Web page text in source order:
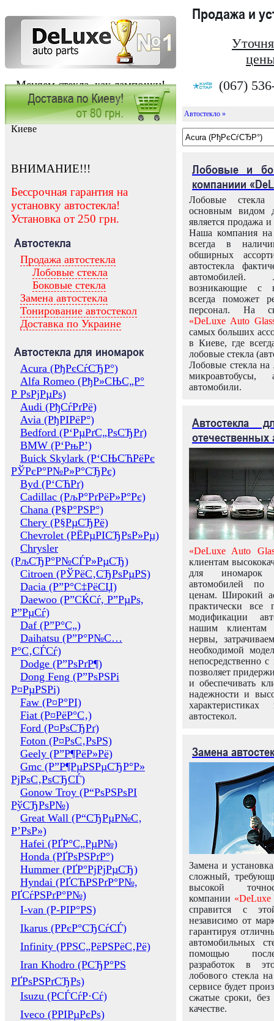
Меняем стекла, как лампочки!
Продажа и
(067)
Заказать установку автостекла в
Киеве
ВНИМАНИЕ!!!
Бессрочная гарантия на
установку автостекла!
Установка от 250 грн.
Автостекла
Продажа автостекла
Лобовые стекла
Боковые стекла
Замена автостекла
Тонирование автостекол
Доставка по Украине
Автостекла для иномарок
Acura (РђРєСѓСЂР°)
Alfa Romeo (РђР»СЊС„Р°
Р РѕРјРµРѕ)
Audi (РђСѓРґРё)
Avia (РђРІРёР°)
Bedford (Р‘РµРґС„РѕСЂРґ)
BMW (Р‘РњР’)
Buick Skylark (Р‘СЊСЋРёРє
РЎРєР°Р№Р»Р°СЂРє)
Byd (Р‘СЋРґ)
Cadillac (РљР°РґРёР»Р°Рє)
Chana (Р§Р°РЅР°)
Chery (Р§РµСЂРё)
Chevrolet (РЁРµРІСЂРѕР»Рµ)
Chrysler
(РљСЂР°Р№СЃР»РµСЂ)
Citroen (РЎРёС‚СЂРѕРµРЅ)
Dacia (Р”Р°С‡РёСЏ)
Daewoo (Р”СЌСѓ, Р”РµРѕ,
Р”РµСѓ)
Daf (Р”Р°С„)
Daihatsu (Р”Р°Р№С…
Р°С‚СЃСѓ)
Dodge (Р”РѕРґР¶)
Dong Feng (Р”РѕРЅРі
Р¤РµРЅРі)
Faw (Р¤Р°РІ)
Fiat (Р¤РёР°С‚)
Ford (Р¤РѕСЂРґ)
Foton (Р¤РѕС‚РѕРЅ)
Geely (Р”Р¶РёР»Рё)
Gmc (Р”Р¶РµРЅРµСЂР°Р»
РјРѕС‚РѕСЂСЃ)
Gonow Troy (Р“РѕРЅРѕРІ
РўСЂРѕР№)
Great Wall (Р“СЂРµР№С‚
Р’РѕР»)
Hafei (РҐР°С„РµР№)
Honda (РҐРѕРЅРґР°)
Hummer (РҐР°РјРјРµСЂ)
Hyndai (РҐСЋРЅРґР°Р№,
РҐСѓРЅРґР°Р№)
I-van (Р-РІР°РЅ)
Ikarus (РРєР°СЂСѓСЃ)
Infinity (РРЅС„РёРЅРёС‚Рё)
Iran Khodro (РСЂР°РЅ
РҐРѕРЅРґСЂРѕ)
Isuzu (РСЃСѓР·Сѓ)
Iveco (РРІРµРєРѕ)
Автостекло »
Лобовые и
компаниии
Лобовые
основным видом
является продажа и
Наша компания на
всегда в
обширных
автостекла
возникающие с
всегда поможет
персонал. На
«DeLuxe Auto
самых больших
в Киеве, где
лобовые стекла
Лобовые стекла на
микроавтобусы,
автомобили.
Автостекла
отечественных
«DeLuxe Auto
клиентам
для иномарок
автомобилей
ценам. Широкий
практически все
модификации
нашим клиентам
нервы,
необходимой
непосредственно
позволяет
и обеспечивать
надежности и
автостекол.
Замена
Замена и
сложный,
высокой
компании «DeLuxe
справится с
независимо от
гарантируя
автомобильных
помощью
разработок в
лобового стекла
сервисе будет
сжатые сроки,
качестве.